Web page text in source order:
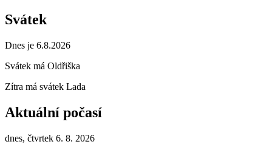
Svátek
Dnes je 6.8.2026
Svátek má Oldřiška
Zítra má svátek Lada
Aktuální počasí
dnes, čtvrtek 6. 8. 2026